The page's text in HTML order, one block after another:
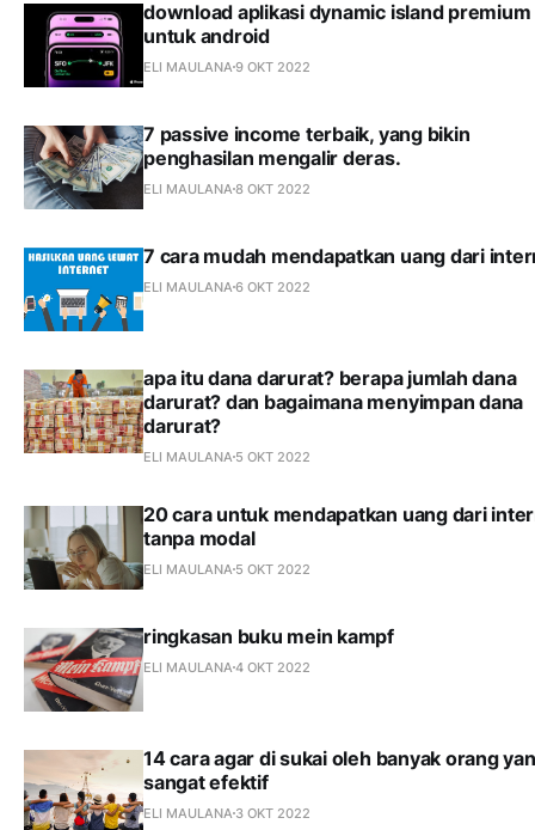
download aplikasi dynamic island premium
untuk android
ELI MAULANA 9 OKT 2022
7 passive income terbaik, yang bikin
penghasilan mengalir deras.
ELI MAULANA 8 OKT 2022
7 cara mudah mendapatkan uang dari
ELI MAULANA 6 OKT 2022
apa itu dana darurat? berapa jumlah dana
darurat? dan bagaimana menyimpan dana
darurat?
ELI MAULANA 5 OKT 2022
20 cara untuk mendapatkan uang dari
tanpa modal
ELI MAULANA 5 OKT 2022
ringkasan buku mein kampf
ELI MAULANA 4 OKT 2022
14 cara agar di sukai oleh banyak orang
sangat efektif
ELI MAULANA 3 OKT 2022